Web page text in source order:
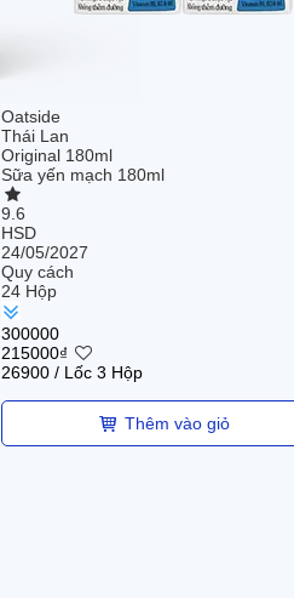
Oatside
Thái Lan
Original 180ml
Sữa yến mạch 180ml
9.6
HSD
24/05/2027
Quy cách
24 Hộp
300000
215000₫
26900/ Lốc 3 Hộp
Thêm vào giỏ